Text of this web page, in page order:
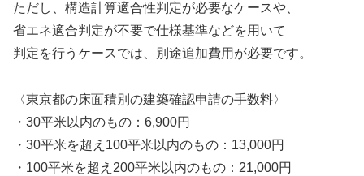
ただし、構造計算適合性判定が必要なケースや、
省エネ適合判定が不要で仕様基準などを用いて
判定を行うケースでは、別途追加費用が必要です。
〈東京都の床面積別の建築確認申請の手数料〉
・30平米以内のもの：6,900円
・30平米を超え100平米以内のもの：13,000円
・100平米を超え200平米以内のもの：21,000円